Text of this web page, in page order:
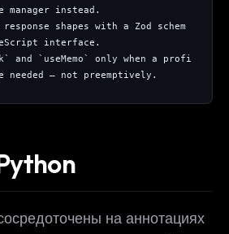
instead.
shapes with a Zod schem
interface.
and `useMemo` only when a profi
needed — not preemptively.
на аннотациях